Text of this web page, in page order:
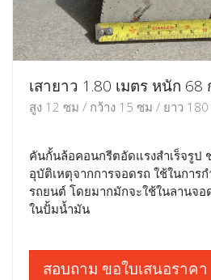
เสายาว 1.80 เมตร หนัก 68
สูง 12 ซม / กว้าง 15 ซม / ยาว
คันกั้นล้อคอนกรีตอัดแรงสำเร็จรูป
อุบัติเหตุจากการจอดรถ ใช้ในการ
รถยนต์ โดยมากมักจะใช้ในลานจอ
ในปั้มน้ำมัน
สอบถาม ขอใบเสนอราคา